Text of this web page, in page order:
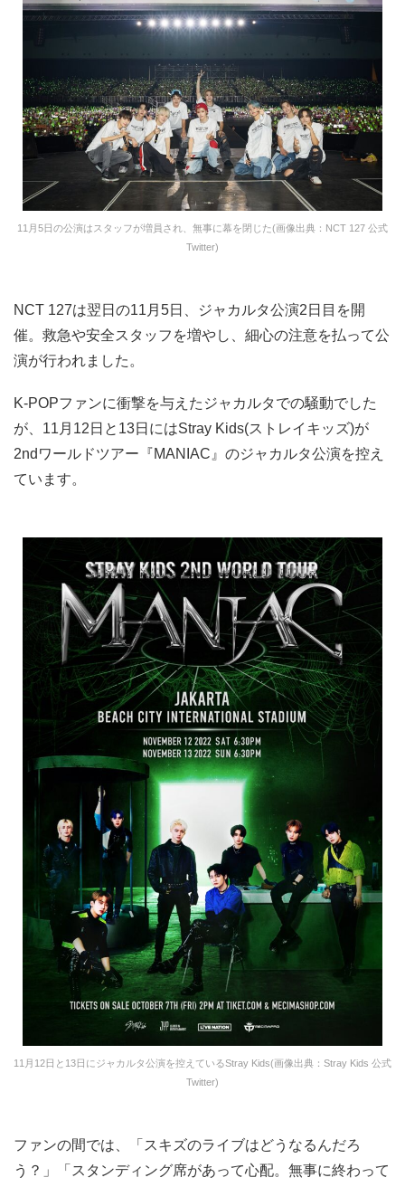
11月5日の公演はスタッフが増員され、無事に幕を閉じた(画像出典：NCT 127 公式
Twitter)
NCT 127は翌日の11月5日、ジャカルタ公演2日目を開
催。救急や安全スタッフを増やし、細心の注意を払って公
演が行われました。
K-POPファンに衝撃を与えたジャカルタでの騒動でした
が、11月12日と13日にはStray Kids(ストレイキッズ)が
2ndワールドツアー『MANIAC』のジャカルタ公演を控え
ています。
11月12日と13日にジャカルタ公演を控えているStray Kids(画像出典：Stray Kids 公式
Twitter)
ファンの間では、「スキズのライブはどうなるんだろ
う？」「スタンディング席があって心配。無事に終わって